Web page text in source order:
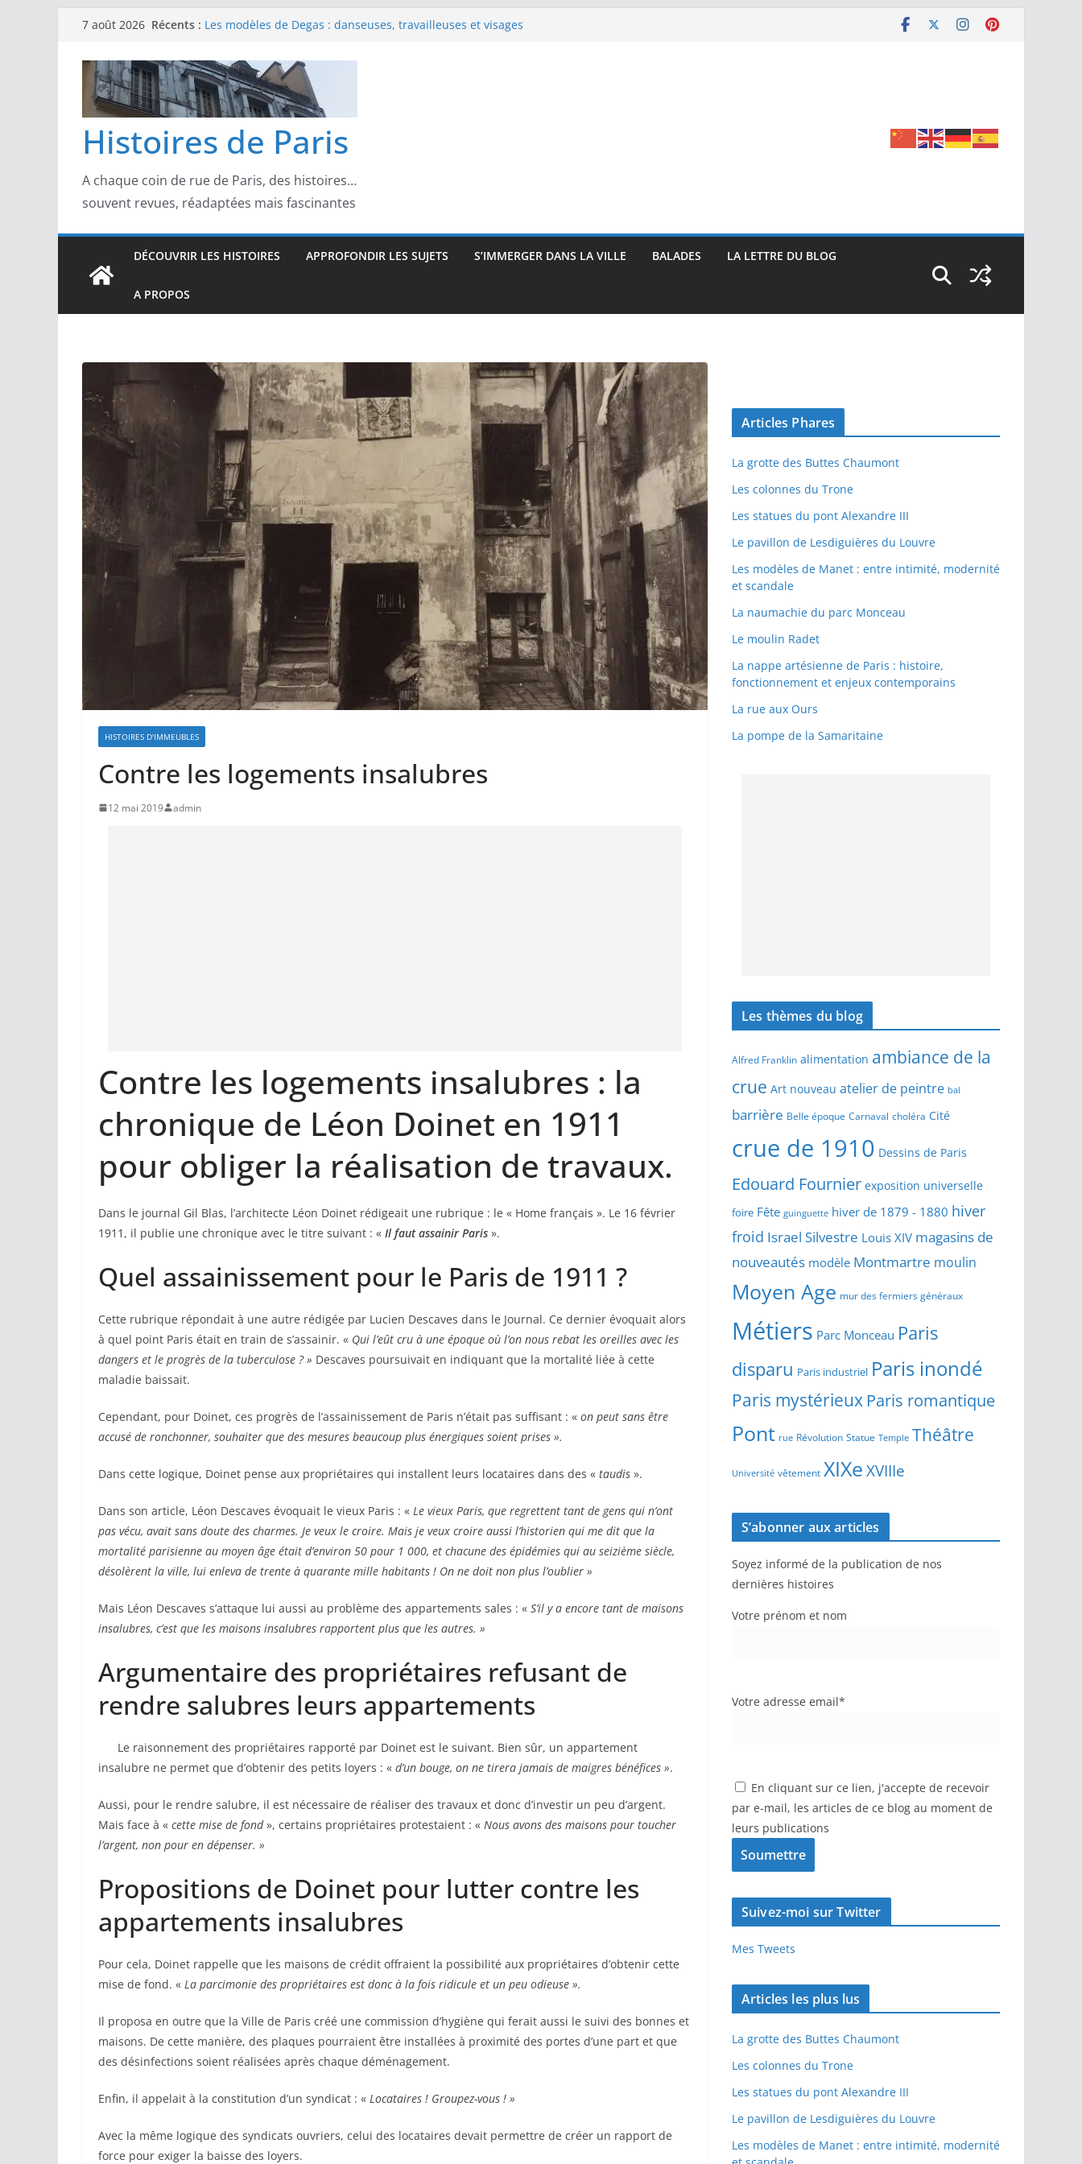
Passer
contenu
7 août 2026 Récents : complicités au cœur de l’impressionnisme
d’un Paris moderne
Les modèles de Manet : entre intimité, modernité et
scandale
Les modèles de Claude Monet : visages et présences
derrière l’impressionnisme
Les modèles de Toulouse-Lautrec : visages, corps et
confidences de la Belle Époque
Histoires de Paris
A chaque coin de rue de Paris, des histoires…
souvent revues, réadaptées mais fascinantes
DÉCOUVRIR LES HISTOIRES APPROFONDIR LES SUJETS S’IMMERGER DANS LA VILLE BALADES LA LETTRE DU BLOG
A PROPOS
HISTOIRES D'IMMEUBLES
Contre les logements insalubres
12 mai 2019 admin
Contre les logements insalubres : la
chronique de Léon Doinet en 1911
pour obliger la réalisation de travaux.
Dans le journal Gil Blas, l’architecte Léon Doinet rédigeait une rubrique : le « Home français ». Le 16 février
1911, il publie une chronique avec le titre suivant : « Il faut assainir Paris ».
Quel assainissement pour le Paris de 1911 ?
Cette rubrique répondait à une autre rédigée par Lucien Descaves dans le Journal. Ce dernier évoquait alors
à quel point Paris était en train de s’assainir. « Qui l’eût cru à une époque où l’on nous rebat les oreilles avec les
dangers et le progrès de la tuberculose ? » Descaves poursuivait en indiquant que la mortalité liée à cette
maladie baissait.
Cependant, pour Doinet, ces progrès de l’assainissement de Paris n’était pas suffisant : « on peut sans être
accusé de ronchonner, souhaiter que des mesures beaucoup plus énergiques soient prises ».
Dans cette logique, Doinet pense aux propriétaires qui installent leurs locataires dans des « taudis ».
Dans son article, Léon Descaves évoquait le vieux Paris : « Le vieux Paris, que regrettent tant de gens qui n’ont
pas vécu, avait sans doute des charmes. Je veux le croire. Mais je veux croire aussi l’historien qui me dit que la
mortalité parisienne au moyen âge était d’environ 50 pour 1 000, et chacune des épidémies qui au seizième siècle,
désolèrent la ville, lui enleva de trente à quarante mille habitants ! On ne doit non plus l’oublier »
Mais Léon Descaves s’attaque lui aussi au problème des appartements sales : « S’il y a encore tant de maisons
insalubres, c’est que les maisons insalubres rapportent plus que les autres. »
Argumentaire des propriétaires refusant de
rendre salubres leurs appartements
Le raisonnement des propriétaires rapporté par Doinet est le suivant. Bien sûr, un appartement
insalubre ne permet que d’obtenir des petits loyers : « d’un bouge, on ne tirera jamais de maigres bénéfices ».
Aussi, pour le rendre salubre, il est nécessaire de réaliser des travaux et donc d’investir un peu d’argent.
Mais face à « cette mise de fond», certains propriétaires protestaient : « Nous avons des maisons pour toucher
l’argent, non pour en dépenser. »
Propositions de Doinet pour lutter contre les
appartements insalubres
Pour cela, Doinet rappelle que les maisons de crédit offraient la possibilité aux propriétaires d’obtenir cette
mise de fond. « La parcimonie des propriétaires est donc à la fois ridicule et un peu odieuse ».
Il proposa en outre que la Ville de Paris créé une commission d’hygiène qui ferait aussi le suivi des bonnes et
maisons. De cette manière, des plaques pourraient être installées à proximité des portes d’une part et que
des désinfections soient réalisées après chaque déménagement.
Enfin, il appelait à la constitution d’un syndicat : « Locataires ! Groupez-vous ! »
Avec la même logique des syndicats ouvriers, celui des locataires devait permettre de créer un rapport de
force pour exiger la baisse des loyers.
Articles Phares
La grotte des Buttes Chaumont
Les colonnes du Trone
Les statues du pont Alexandre III
Le pavillon de Lesdiguières du Louvre
Les modèles de Manet : entre intimité, modernité
et scandale
La naumachie du parc Monceau
Le moulin Radet
La nappe artésienne de Paris : histoire,
fonctionnement et enjeux contemporains
La rue aux Ours
La pompe de la Samaritaine
Les thèmes du blog
Alfred Franklin alimentation ambiance de la
crue Art nouveau atelier de peintre bal
barrière Belle époque Carnaval choléra Cité
crue de 1910 Dessins de Paris
Edouard Fournier exposition universelle
foire Fête guinguette hiver de 1879 - 1880 hiver
froid Israel Silvestre Louis XIV magasins de
nouveautés modèle Montmartre moulin
Moyen Age mur des fermiers généraux
Métiers Parc Monceau Paris
disparu Paris industriel Paris inondé
Paris mystérieux Paris romantique
Pont rue Révolution Statue Temple Théâtre
Université vêtement XIXeXVIIIe
S’abonner aux articles
Soyez informé de la publication de nos
dernières histoires
Votre prénom et nom
Votre adresse email*
En cliquant sur ce lien, j'accepte de recevoir
par e-mail, les articles de ce blog au moment de
leurs publications
Suivez-moi sur Twitter
Mes Tweets
Articles les plus lus
La grotte des Buttes Chaumont
Les colonnes du Trone
Les statues du pont Alexandre III
Le pavillon de Lesdiguières du Louvre
Les modèles de Manet : entre intimité, modernité